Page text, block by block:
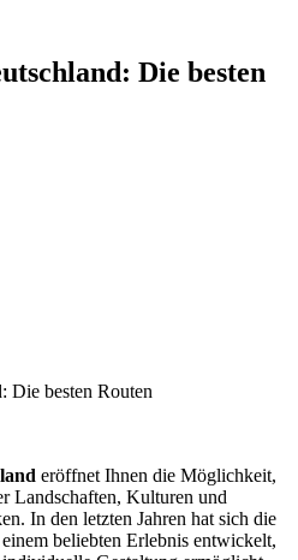
Die besten
eröffnet Ihnen die Möglichkeit,
Landschaften, Kulturen und
In den letzten Jahren hat sich die
beliebten Erlebnis entwickelt,